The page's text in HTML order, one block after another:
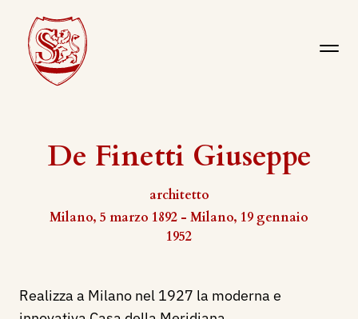
De Finetti Giuseppe
architetto
Milano, 5 marzo 1892 - Milano, 19 gennaio
1952
Realizza a Milano nel 1927 la moderna e